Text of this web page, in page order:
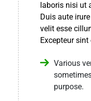
laboris nisi ut
Duis aute
velit esse
Excepteur
Various
purpose.